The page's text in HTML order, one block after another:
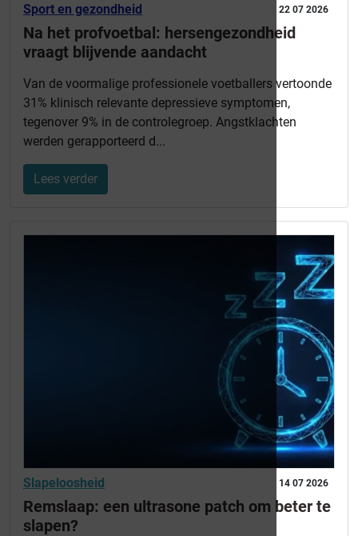
22 07 2026
Sport en gezondheid
Na het profvoetbal: hersengezondheid
vraagt blijvende aandacht
Van de voormalige professionele voetballers vertoonde
31% klinisch relevante depressieve symptomen,
tegenover 9% in de controlegroep. Angstklachten
werden gerapporteerd d...
Lees verder
14 07 2026
Slapeloosheid
Remslaap: een ultrasone patch om beter te
slapen?